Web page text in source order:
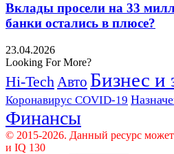
Вклады просели на 33
банки остались в плюсе?
23.04.2026
Looking For More?
Hi-Tech Авто Бизнес и
Коронавирус COVID-19
Финансы
© 2015-2026. Данный ресурс
и IQ 130